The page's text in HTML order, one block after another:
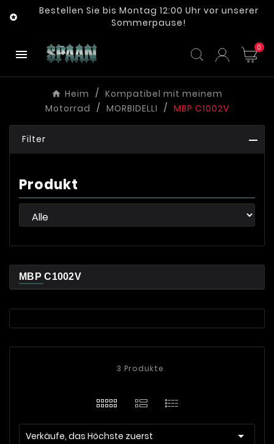

Bestellen Sie bis Montag 12:00 Uhr vor unserer
Sommerpause!
 0
Heim
Kompatibel mit meinem
Motorrad
MORBIDELLI MBP C1002V
Filter
Produkt
MBP C1002V
3 Produkte
Verkäufe, das Höchste zuerst 